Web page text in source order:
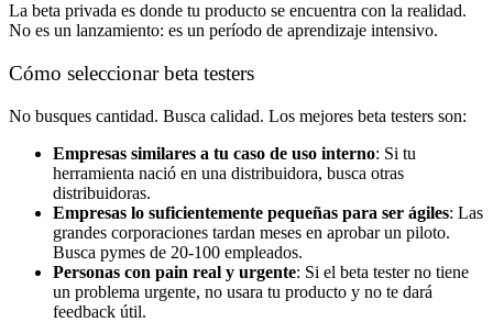
La beta privada es donde tu producto se encuentra con la realidad.
No es un lanzamiento: es un período de aprendizaje intensivo.
Cómo seleccionar beta testers
No busques cantidad. Busca calidad. Los mejores beta testers son:
Empresas similares a tu caso de uso interno: Si tu
herramienta nació en una distribuidora, busca otras
distribuidoras.
Empresas lo suficientemente pequeñas para ser ágiles: Las
grandes corporaciones tardan meses en aprobar un piloto.
Busca pymes de 20-100 empleados.
Personas con pain real y urgente: Si el beta tester no tiene
un problema urgente, no usara tu producto y no te dará
feedback útil.